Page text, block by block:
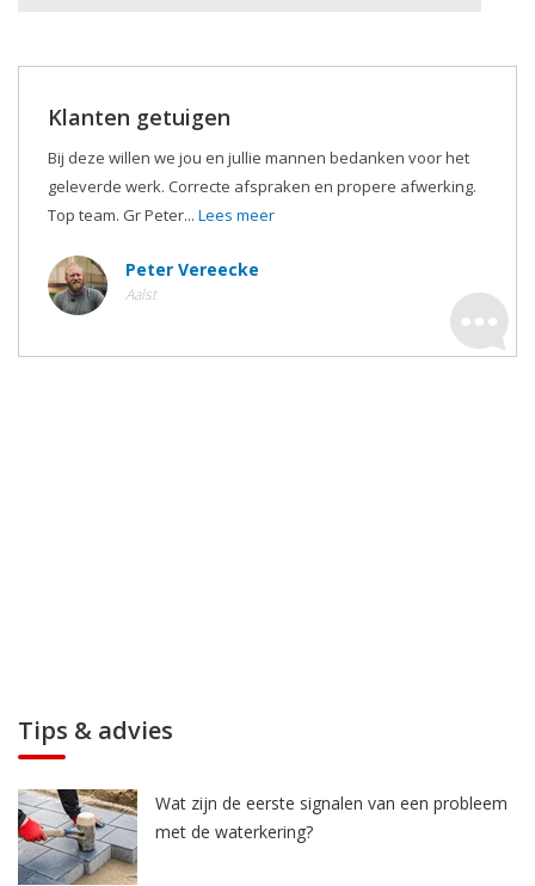
Klanten getuigen
Bij deze willen we jou en jullie mannen bedanken voor het
geleverde werk. Correcte afspraken en propere afwerking.
Top team. Gr Peter... Lees meer
Peter Vereecke
Aalst
Tips & advies
Wat zijn de eerste signalen van een probleem
met de waterkering?